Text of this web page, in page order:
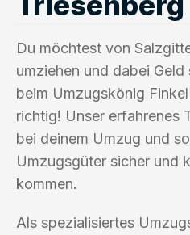
Du möchtest von
umziehen und dabei
beim Umzugskönig
richtig! Unser erfahrenes
bei deinem Umzug und
Umzugsgüter sicher und
kommen.
Als spezialisiertes